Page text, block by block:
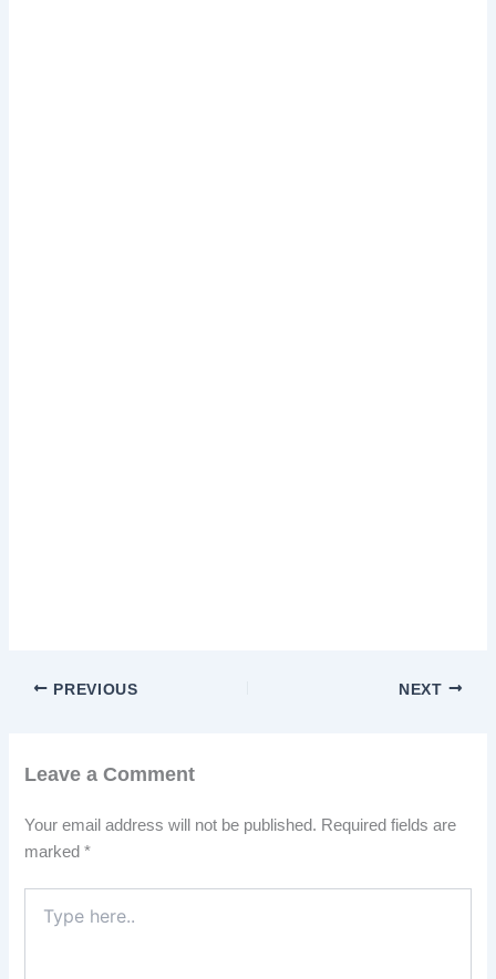
PREVIOUS NEXT
Leave a Comment
Your email address will not be published. Required fields are
marked*
here..